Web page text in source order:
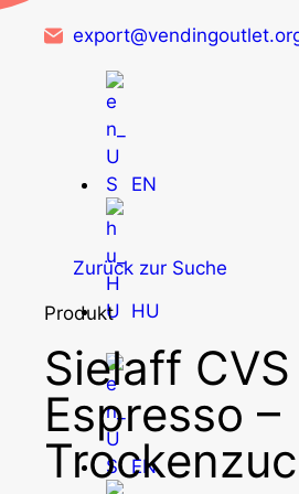
EN
HU
EN
Zurück zur Suche
Produkt
Sielaff
Espresso –